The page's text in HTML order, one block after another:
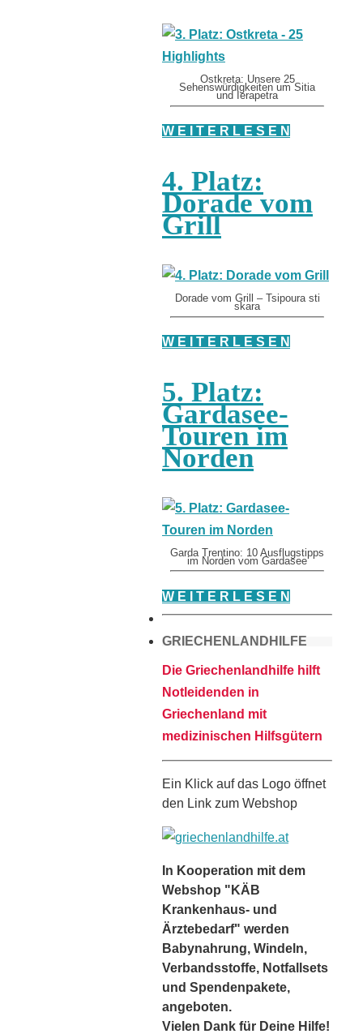
Ostkreta: Unsere 25
Sehenswürdigkeiten um Sitia
und Ierapetra
W E I T E R L E S E N
4. Platz:
Dorade vom
Grill
Dorade vom Grill – Tsipoura sti
skara
W E I T E R L E S E N
5. Platz:
Gardasee-
Touren im
Norden
Garda Trentino: 10 Ausflugstipps
im Norden vom Gardasee
W E I T E R L E S E N
GRIECHENLANDHILFE
Die Griechenlandhilfe hilft
Notleidenden in
Griechenland mit
medizinischen Hilfsgütern
Ein Klick auf das Logo öffnet
den Link zum Webshop
In Kooperation mit dem
Webshop "KÄB
Krankenhaus- und
Ärztebedarf" werden
Babynahrung, Windeln,
Verbandsstoffe, Notfallsets
und Spendenpakete,
angeboten.
Vielen Dank für Deine Hilfe!